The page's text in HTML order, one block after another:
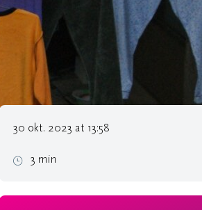
30 okt. 2023 at 13:58
3 min